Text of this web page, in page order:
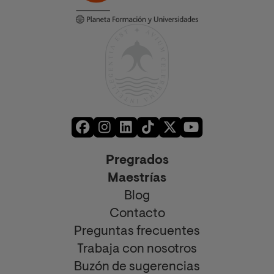
Pregrados
Maestrías
Blog
Contacto
Preguntas frecuentes
Trabaja con nosotros
Buzón de sugerencias